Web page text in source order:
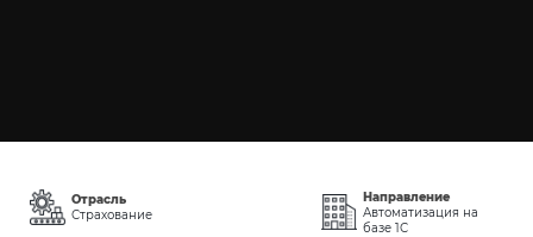
Отрасль
Страхование
Направление
Автоматизация на
базе 1С